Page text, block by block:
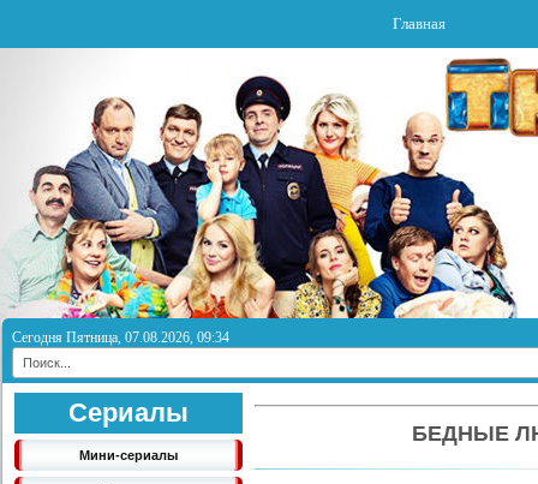
Главная
Сегодня Пятница, 07.08.2026, 09:34
Сериалы
Мини-сериалы
БЕДНЫЕ